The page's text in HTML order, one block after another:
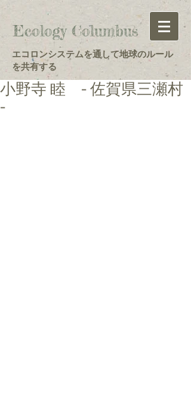
Ecology Columbus
エコロンシステムを通して地球のルール
を共有する
小野寺 睦 - 佐賀県三瀬村
-